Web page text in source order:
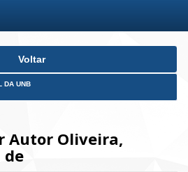
Voltar
DA UNB
Autor Oliveira,
de